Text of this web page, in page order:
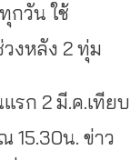
กวัน ใช้
งหลัง 2 ทุ่ม
รก 2 มี.ค.เทียบ
15.30น. ข่าว